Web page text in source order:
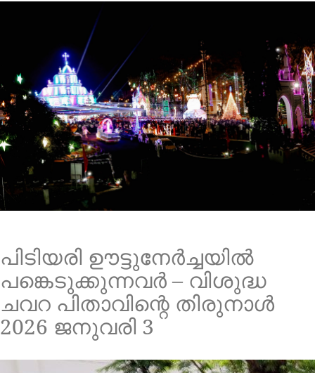
പിടിയരി ഊട്ടുനേർച്ചയിൽ
പങ്കെടുക്കുന്നവർ – വിശുദ്ധ
ചവറ പിതാവിന്റെ തിരുനാൾ
2026 ജനുവരി 3